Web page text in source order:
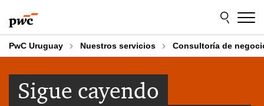
to
content
to
footer
PwC Uruguay Nuestros servicios Consultoría de
Sigue cayendo